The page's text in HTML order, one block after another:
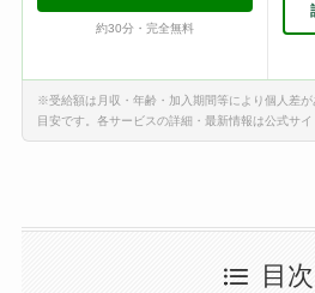
約30分・完全無料
※受給額は月収・年齢・加入期間等により個人差
目安です。各サービスの詳細・最新情報は公式サイ
目次